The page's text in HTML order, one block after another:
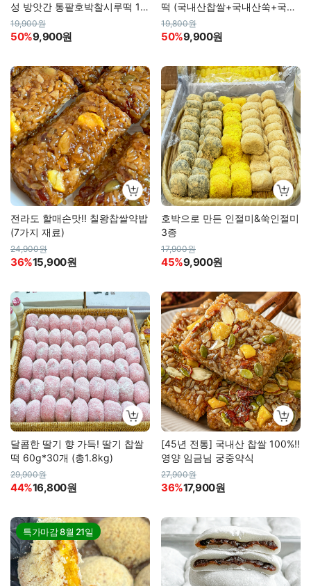
성 방앗간 통팥호박찰시루떡 1k
g
19,900원
50%9,900원
떡 (국내산찹쌀+국내산쑥+국내
산천일염)
19,800원
50%9,900원
전라도 할매손맛!! 칠왕찹쌀약밥
(7가지 재료)
24,900원
36%15,900원
호박으로 만든 인절미&쑥인절미
3종
17,900원
45%9,900원
달콤한 딸기 향 가득! 딸기 찹쌀
떡 60g*30개 (총1.8kg)
29,900원
44%16,800원
[45년 전통] 국내산 찹쌀 100%!!
영양 임금님 궁중약식
27,900원
36%17,900원
특가마감8월 21일